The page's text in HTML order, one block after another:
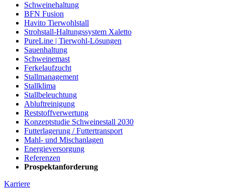
Schweinehaltung
BFN Fusion
Havito Tierwohlstall
Strohstall-Haltungssystem Xaletto
PureLine | Tierwohl-Lösungen
Sauenhaltung
Schweinemast
Ferkelaufzucht
Stallmanagement
Stallklima
Stallbeleuchtung
Abluftreinigung
Reststoffverwertung
Konzeptstudie Schweinestall 2030
Futterlagerung / Futtertransport
Mahl- und Mischanlagen
Energieversorgung
Referenzen
Prospektanforderung
Karriere